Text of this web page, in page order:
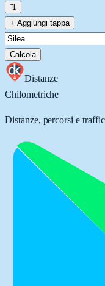
⇅
+ Aggiungi tappa
Calcola
Distanze
Chilometriche
Distanze, percorsi e